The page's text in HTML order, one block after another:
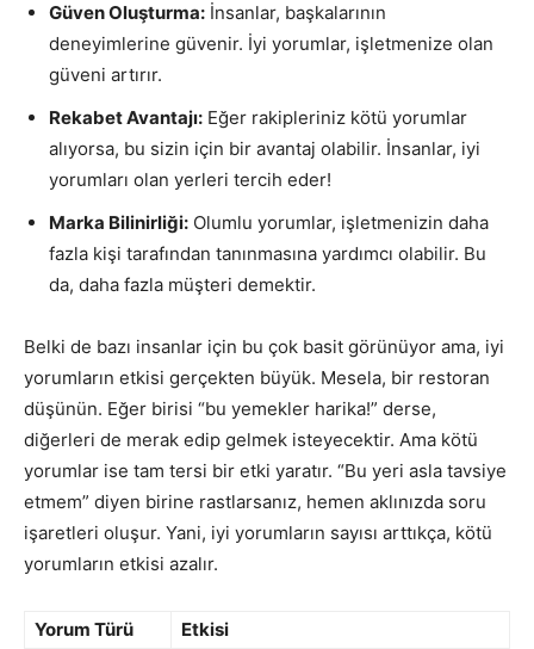
Güven Oluşturma: İnsanlar, başkalarının
deneyimlerine güvenir. İyi yorumlar, işletmenize olan
güveni artırır.
Rekabet Avantajı: Eğer rakipleriniz kötü yorumlar
alıyorsa, bu sizin için bir avantaj olabilir. İnsanlar, iyi
yorumları olan yerleri tercih eder!
Marka Bilinirliği: Olumlu yorumlar, işletmenizin daha
fazla kişi tarafından tanınmasına yardımcı olabilir. Bu
da, daha fazla müşteri demektir.
Belki de bazı insanlar için bu çok basit görünüyor ama, iyi
yorumların etkisi gerçekten büyük. Mesela, bir restoran
düşünün. Eğer birisi “bu yemekler harika!” derse,
diğerleri de merak edip gelmek isteyecektir. Ama kötü
yorumlar ise tam tersi bir etki yaratır. “Bu yeri asla tavsiye
etmem” diyen birine rastlarsanız, hemen aklınızda soru
işaretleri oluşur. Yani, iyi yorumların sayısı arttıkça, kötü
yorumların etkisi azalır.
Yorum Türü
Etkisi